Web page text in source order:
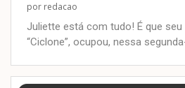
por redacao
Juliette está com tudo! É que seu
“Ciclone”, ocupou, nessa